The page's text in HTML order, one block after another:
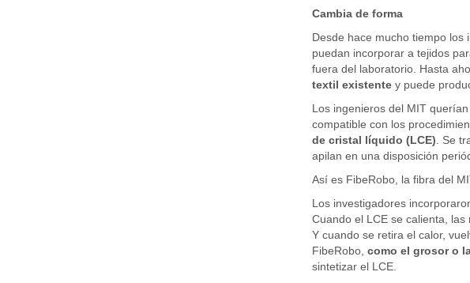
Cambia de forma
Desde hace mucho tiempo
puedan incorporar a tejidos
fuera del laboratorio. Hasta
textil existentey puede
Los ingenieros del MIT
compatible con los
de cristal líquido (LCE) . Se
apilan en una disposición
Así es FibeRobo, la fibra del
Los investigadores
Cuando el LCE se calienta,
Y cuando se retira el calor,
FibeRobo, como el grosor o
sintetizar el LCE.